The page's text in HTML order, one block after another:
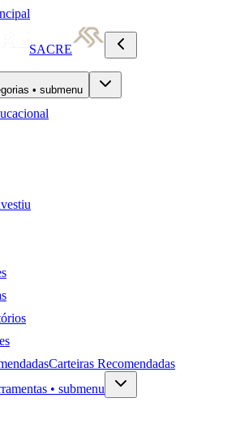
SACRE
• submenu
Carteiras Recomendadas
• submenu